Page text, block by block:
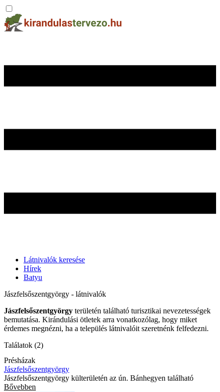
Látnivalók keresése
Hírek
Batyu
Jászfelsőszentgyörgy - látnivalók
Jászfelsőszentgyörgy területén található turisztikai nevezetességek
bemutatása. Kirándulási ötletek arra vonatkozólag, hogy miket
érdemes megnézni, ha a település látnivalóit szeretnénk felfedezni.
Találatok (2)
Présházak
Jászfelsőszentgyörgy
Jászfelsőszentgyörgy külterületén az ún. Bánhegyen található
Bővebben